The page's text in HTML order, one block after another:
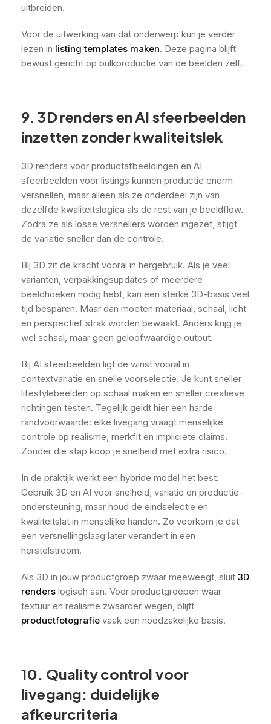
uitbreiden.
Voor de uitwerking van dat onderwerp kun je verder
lezen in listing templates maken. Deze pagina blijft
bewust gericht op bulkproductie van de beelden zelf.
9. 3D renders en AI sfeerbeelden
inzetten zonder kwaliteitslek
3D renders voor productafbeeldingen en AI
sfeerbeelden voor listings kunnen productie enorm
versnellen, maar alleen als ze onderdeel zijn van
dezelfde kwaliteitslogica als de rest van je beeldflow.
Zodra ze als losse versnellers worden ingezet, stijgt
de variatie sneller dan de controle.
Bij 3D zit de kracht vooral in hergebruik. Als je veel
varianten, verpakkingsupdates of meerdere
beeldhoeken nodig hebt, kan een sterke 3D-basis veel
tijd besparen. Maar dan moeten materiaal, schaal, licht
en perspectief strak worden bewaakt. Anders krijg je
wel schaal, maar geen geloofwaardige output.
Bij AI sfeerbeelden ligt de winst vooral in
contextvariatie en snelle voorselectie. Je kunt sneller
lifestylebeelden op schaal maken en sneller creatieve
richtingen testen. Tegelijk geldt hier een harde
randvoorwaarde: elke livegang vraagt menselijke
controle op realisme, merkfit en impliciete claims.
Zonder die stap koop je snelheid met extra risico.
In de praktijk werkt een hybride model het best.
Gebruik 3D en AI voor snelheid, variatie en productie-
ondersteuning, maar houd de eindselectie en
kwaliteitslat in menselijke handen. Zo voorkom je dat
een versnellingslaag later verandert in een
herstelstroom.
Als 3D in jouw productgroep zwaar meeweegt, sluit 3D
renderslogisch aan. Voor productgroepen waar
textuur en realisme zwaarder wegen, blijft
productfotografievaak een noodzakelijke basis.
10. Quality control voor
livegang: duidelijke
afkeurcriteria